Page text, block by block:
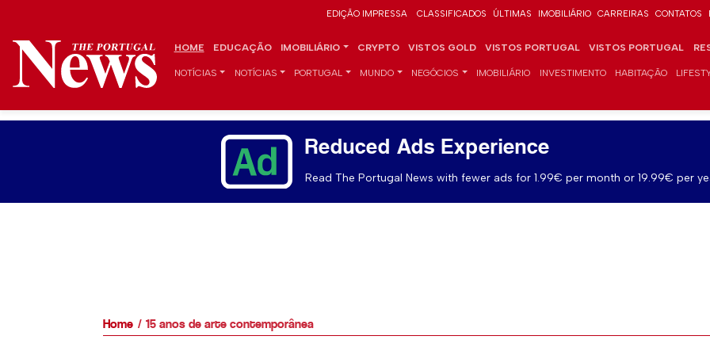
EDIÇÃO IMPRESSA CLASSIFICADOS ÚLTIMAS IMOBILIÁRIO CARREIRAS CONTATOS
HOME EDUCAÇÃO IMOBILIÁRIO CRYPTO VISTOS GOLD VISTOS PORTUGAL VISTOS PORTUGAL
NOTÍCIAS NOTÍCIAS PORTUGAL MUNDO NEGÓCIOS IMOBILIÁRIO INVESTIMENTO HABITAÇÃO
Reduced Ads Experience
Read The Portugal News with fewer ads for 1.99€ per month or 19.99€ per
Home 15 anos de arte contemporânea